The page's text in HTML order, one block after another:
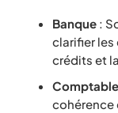
Banque :
clarifier
crédits et
cohérence